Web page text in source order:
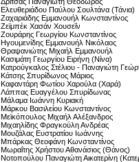
Ελευθεριάδου Παύλου Σουλτάνα (Τάνια)
Ζαχαριάδης Εμμανουήλ Κωνσταντίνος
Ζεϊμπέκ Χασάν Χουσεΐν
Ζουράρης Γεωργίου Κωνσταντίνος
Ηγουμενίδης Εμμανουήλ Νικόλαος
Θραψανιώτης Μιχαήλ Εμμανουήλ
Κασιμάτη Γεωργίου Ειρήνη (Νίνα)
Κατρούγκαλος Στέλιου - Παναγιώτη
Κάτσης Σπυρίδωνος Μάριος
Καφαντάρη Φωτίου Χαρούλα (Χαρά)
Λάππας Ευαγγέλου Σπυρίδωνας
Μάλαμα Ιωάννη Κυριακή
Μάρκου Βασιλείου Κωνσταντίνος
Μεϊκόπουλος Μιχαήλ Αλέξανδρος
Μιχαηλίδης Φραγκούλη Ανδρέας
Μουζάλας Ευστρατίου Ιωάννης
Μπάρκας Θεοφάνη Κωνσταντίνος
Μωραΐτης Χρήστου Αθανάσιος (Θάνος)
Νοτοπούλου Παναγιώτη Αικατερίνη